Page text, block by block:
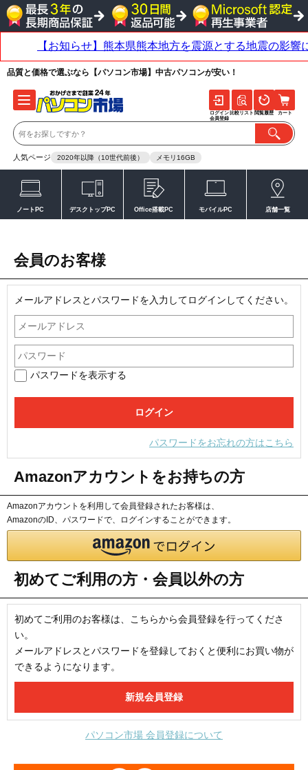
品質と価格で選ぶなら【パソコン市場】中古パソコンが安い！
人気ページ 2020年以降（10世代前後） メモリ16GB
ログイン
会員登録
比較リスト 閲覧履歴 カート
ノートPC デスクトップPC Office搭載PC モバイルPC 店舗一覧
会員のお客様
メールアドレスとパスワードを入力してログインしてください。
パスワードを表示する
パスワードをお忘れの方はこちら
Amazonアカウントをお持ちの方
Amazonアカウントを利用して会員登録されたお客様は、
AmazonのID、パスワードで、ログインすることができます。
初めてご利用の方・会員以外の方
初めてご利用のお客様は、こちらから会員登録を行ってくださ
い。
メールアドレスとパスワードを登録しておくと便利にお買い物が
できるようになります。
パソコン市場 会員登録について